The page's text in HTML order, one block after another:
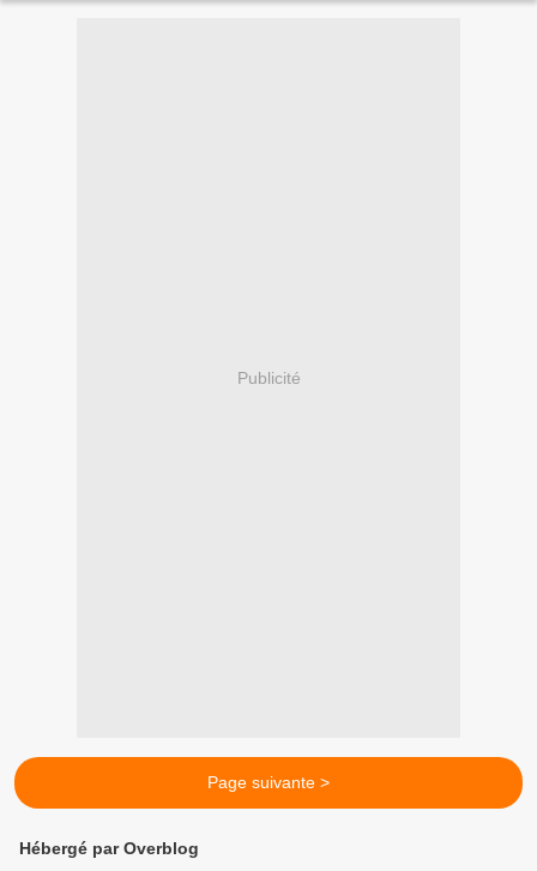
Publicité
Page suivante >
Hébergé par Overblog